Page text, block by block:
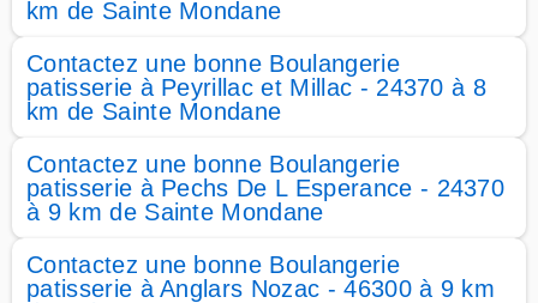
km de Sainte Mondane
Contactez une bonne Boulangerie
patisserie à Peyrillac et Millac - 24370 à 8
km de Sainte Mondane
Contactez une bonne Boulangerie
patisserie à Pechs De L Esperance - 24370
à 9 km de Sainte Mondane
Contactez une bonne Boulangerie
patisserie à Anglars Nozac - 46300 à 9 km